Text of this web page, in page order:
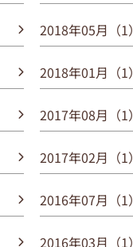
2018年05月（1）
2018年01月（1）
2017年08月（1）
2017年02月（1）
2016年07月（1）
2016年03月（1）